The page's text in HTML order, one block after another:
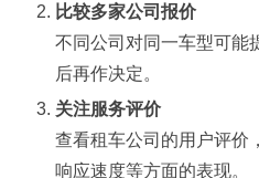
比较多家公司报价
不同公司对同一车型可能
后再作决定。
关注服务评价
查看租车公司的用户评价
响应速度等方面的表现。